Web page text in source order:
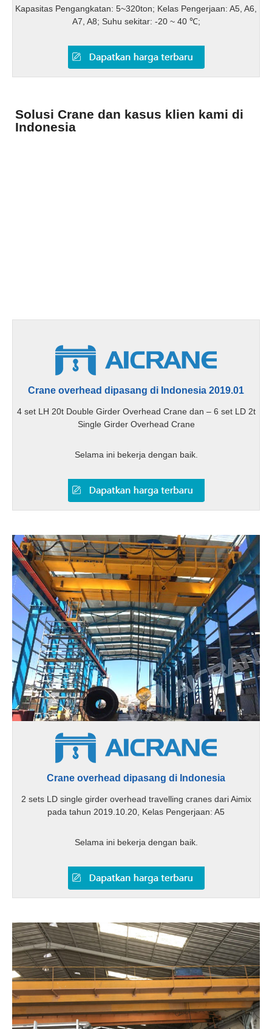
Kapasitas Pengangkatan: 5~320ton; Kelas Pengerjaan: A5, A6,
A7, A8; Suhu sekitar: -20 ~ 40 ℃;
Solusi Crane dan kasus klien kami di
Indonesia
Crane overhead dipasang di Indonesia 2019.01
4 set LH 20t Double Girder Overhead Crane dan – 6 set LD 2t
Single Girder Overhead Crane
Selama ini bekerja dengan baik.
Crane overhead dipasang di Indonesia
2 sets LD single girder overhead travelling cranes dari Aimix
pada tahun 2019.10.20, Kelas Pengerjaan: A5
Selama ini bekerja dengan baik.